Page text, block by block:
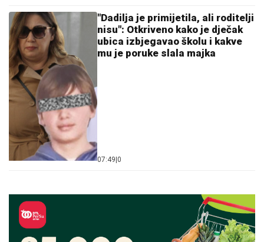
"Dadilja je primijetila, ali roditelji
nisu": Otkriveno kako je dječak
ubica izbjegavao školu i kakve
mu je poruke slala majka
07:49 0